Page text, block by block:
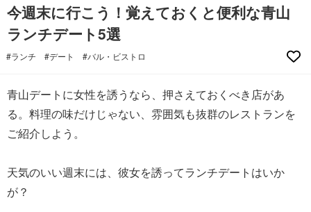
今週末に行こう！覚えておくと便利な青山
ランチデート5選
#ランチ #デート #バル・ビストロ
青山デートに女性を誘うなら、押さえておくべき店があ
る。料理の味だけじゃない、雰囲気も抜群のレストランを
ご紹介しよう。
天気のいい週末には、彼女を誘ってランチデートはいか
が？